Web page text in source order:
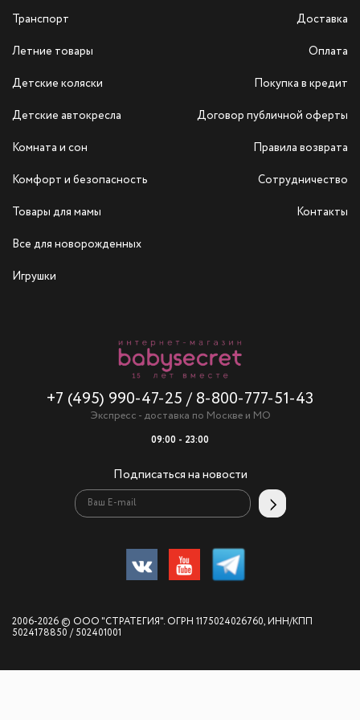
Транспорт
Летние товары
Детские коляски
Детские автокресла
Комната и сон
Комфорт и безопасность
Товары для мамы
Все для новорожденных
Игрушки
+7 (495) 990-47-25 / 8-800-777-51-43
Экспресс - доставка по Москве и МО
09:00 - 23:00
Подписаться на новости
Доставка
Оплата
Покупка в кредит
Договор публичной оферты
Правила возврата
Сотрудничество
Контакты
2006-2026 © ООО "СТРАТЕГИЯ". ОГРН 1175024026760, ИНН/КПП
5024178850 / 502401001